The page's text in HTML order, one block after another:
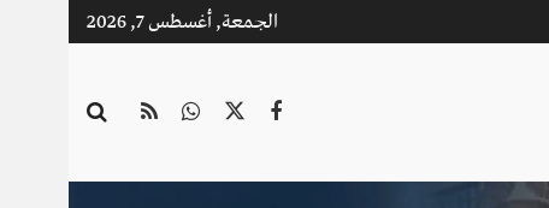
الجمعة, أغسطس 7, 2026